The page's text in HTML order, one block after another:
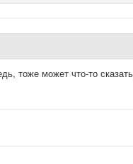
тоже может что-то